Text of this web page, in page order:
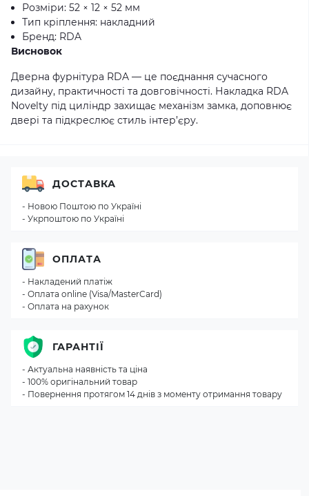
Розміри: 52 × 12 × 52 мм
Тип кріплення: накладний
Бренд: RDA
Висновок
Дверна фурнітура RDA — це поєднання сучасного
дизайну, практичності та довговічності. Накладка RDA
Novelty під циліндр захищає механізм замка, доповнює
двері та підкреслює стиль інтер’єру.
ДОСТАВКА
- Новою Поштою по Україні
- Укрпоштою по Україні
ОПЛАТА
- Накладений платіж
- Оплата online (Visa/MasterCard)
- Оплата на рахунок
ГАРАНТІЇ
- Актуальна наявність та ціна
- 100% оригінальний товар
- Повернення протягом 14 днів з моменту отримання товару